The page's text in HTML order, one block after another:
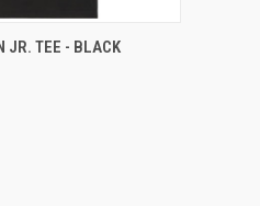
VIEW OPTIONS
JR. TEE - BLACK